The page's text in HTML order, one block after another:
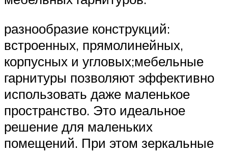
разнообразие конструкций:
встроенных, прямолинейных,
корпусных и угловых;мебельные
гарнитуры позволяют эффективно
использовать даже маленькое
пространство. Это идеальное
решение для маленьких
помещений. При этом зеркальные